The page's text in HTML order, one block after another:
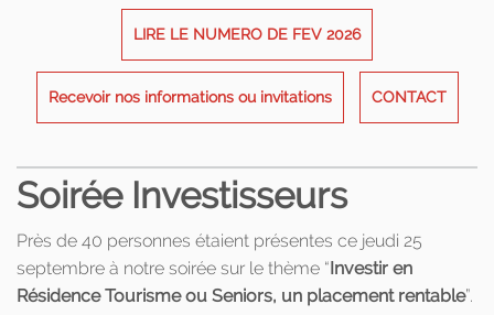
LIRE LE NUMERO DE FEV 2026
Recevoir nos informations ou invitations CONTACT
Soirée Investisseurs
Près de 40 personnes étaient présentes ce jeudi 25
septembre à notre soirée sur le thème “Investir en
Résidence Tourisme ou Seniors, un placement rentable”.